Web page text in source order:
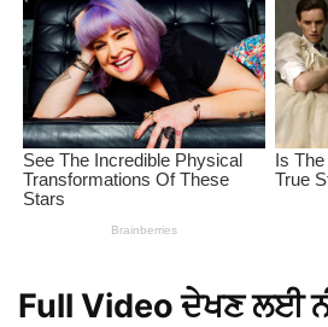
Full Video ਦੇਖਣ ਲਈ